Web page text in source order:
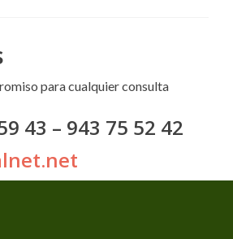
para cualquier consulta
43 – 943 75 52 42